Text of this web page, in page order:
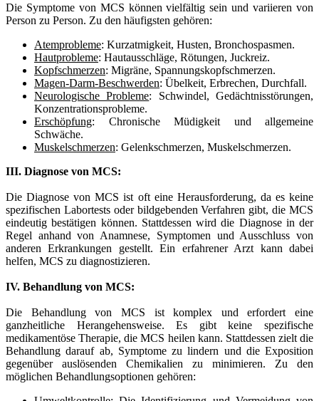
Die Symptome von MCS können vielfältig sein und variieren von
Person zu Person. Zu den häufigsten gehören:
Atemprobleme: Kurzatmigkeit, Husten, Bronchospasmen.
Hautprobleme: Hautausschläge, Rötungen, Juckreiz.
Kopfschmerzen: Migräne, Spannungskopfschmerzen.
Magen-Darm-Beschwerden: Übelkeit, Erbrechen, Durchfall.
Neurologische Probleme: Schwindel, Gedächtnisstörungen,
Konzentrationsprobleme.
Erschöpfung: Chronische Müdigkeit und allgemeine
Schwäche.
Muskelschmerzen: Gelenkschmerzen, Muskelschmerzen.
III. Diagnose von MCS:
Die Diagnose von MCS ist oft eine Herausforderung, da es keine
spezifischen Labortests oder bildgebenden Verfahren gibt, die MCS
eindeutig bestätigen können. Stattdessen wird die Diagnose in der
Regel anhand von Anamnese, Symptomen und Ausschluss von
anderen Erkrankungen gestellt. Ein erfahrener Arzt kann dabei
helfen, MCS zu diagnostizieren.
IV. Behandlung von MCS:
Die Behandlung von MCS ist komplex und erfordert eine
ganzheitliche Herangehensweise. Es gibt keine spezifische
medikamentöse Therapie, die MCS heilen kann. Stattdessen zielt die
Behandlung darauf ab, Symptome zu lindern und die Exposition
gegenüber auslösenden Chemikalien zu minimieren. Zu den
möglichen Behandlungsoptionen gehören: